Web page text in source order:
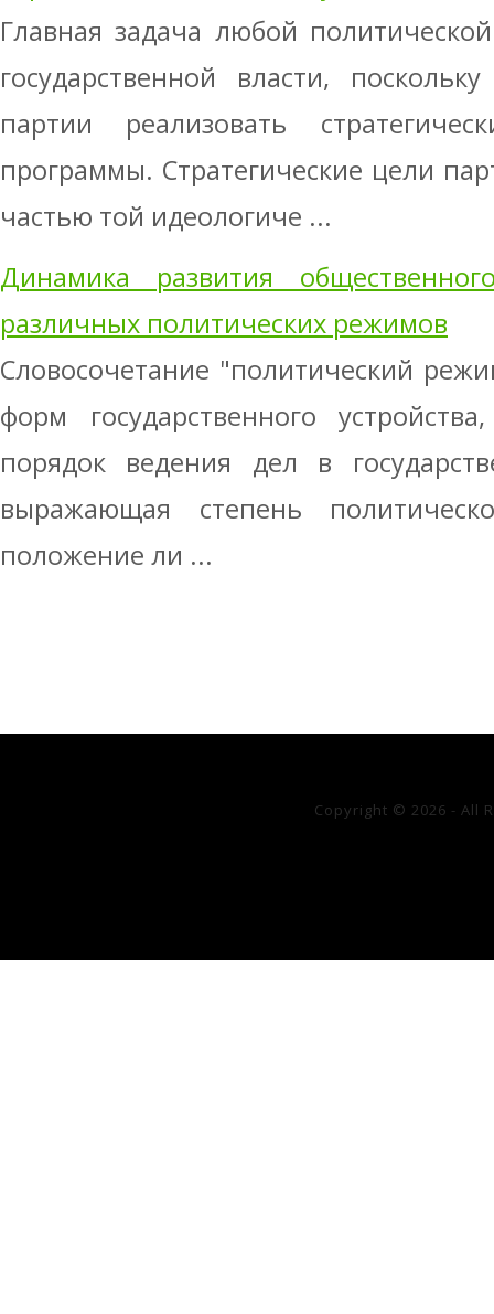
Главная задача любой
государственной власти,
партии реализовать
программы. Стратегические цели
частью той идеологиче ...
Динамика развития
различных политических режимов
Словосочетание "политический
форм государственного
порядок ведения дел в
выражающая степень
положение ли ...
Copyright © 2026 - All